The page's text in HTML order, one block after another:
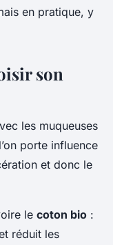
en pratique, y
son
les muqueuses
porte influence
et donc le
le coton bio :
réduit les